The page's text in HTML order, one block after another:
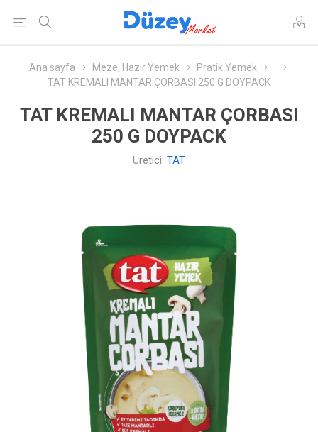
Ana sayfa Meze, Hazır Yemek Pratik Yemek
TAT KREMALI MANTAR ÇORBASI 250 G DOYPACK
TAT KREMALI MANTAR ÇORBASI
250 G DOYPACK
Üretici: TAT